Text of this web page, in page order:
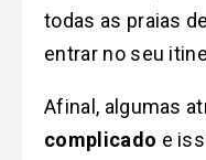
todas as praias
entrar no seu
Afinal, algumas
complicado e